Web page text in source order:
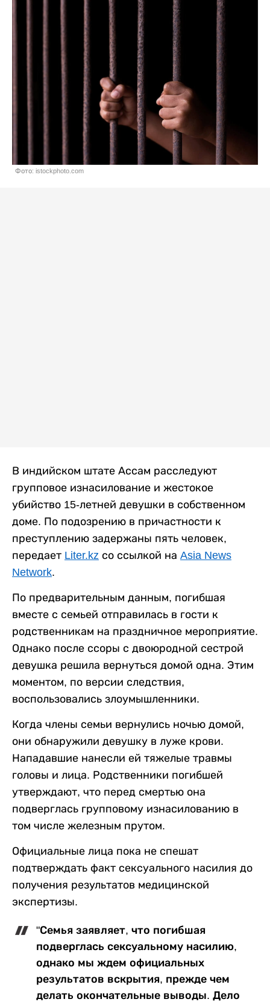
Фото: istockphoto.com
В индийском штате Ассам расследуют
групповое изнасилование и жестокое
убийство 15-летней девушки в собственном
доме. По подозрению в причастности к
преступлению задержаны пять человек,
передает Liter.kz со ссылкой на Asia News
Network.
По предварительным данным, погибшая
вместе с семьей отправилась в гости к
родственникам на праздничное мероприятие.
Однако после ссоры с двоюродной сестрой
девушка решила вернуться домой одна. Этим
моментом, по версии следствия,
воспользовались злоумышленники.
Когда члены семьи вернулись ночью домой,
они обнаружили девушку в луже крови.
Нападавшие нанесли ей тяжелые травмы
головы и лица. Родственники погибшей
утверждают, что перед смертью она
подверглась групповому изнасилованию в
том числе железным прутом.
Официальные лица пока не спешат
подтверждать факт сексуального насилия до
получения результатов медицинской
экспертизы.
"Семья заявляет, что погибшая
подверглась сексуальному насилию,
однако мы ждем официальных
результатов вскрытия, прежде чем
делать окончательные выводы. Дело